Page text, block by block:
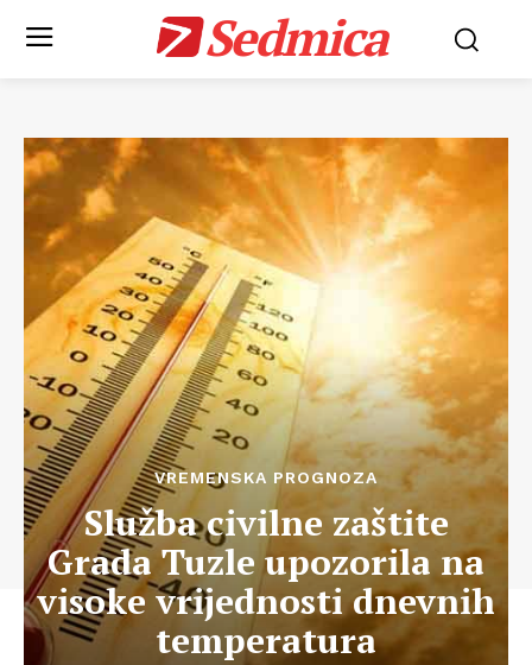
Sedmica
VREMENSKA PROGNOZA
Služba civilne zaštite
Grada Tuzle upozorila na
visoke vrijednosti dnevnih
temperatura